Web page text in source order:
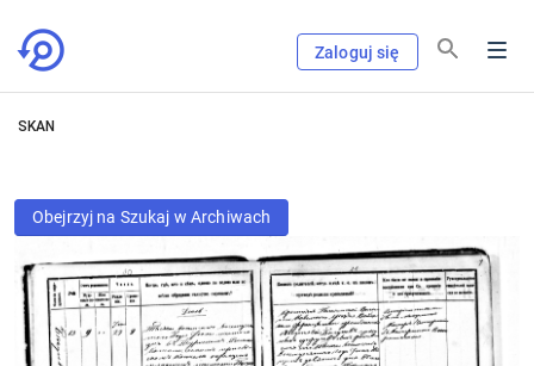
Zaloguj się
SKAN
Obejrzyj na Szukaj w Archiwach